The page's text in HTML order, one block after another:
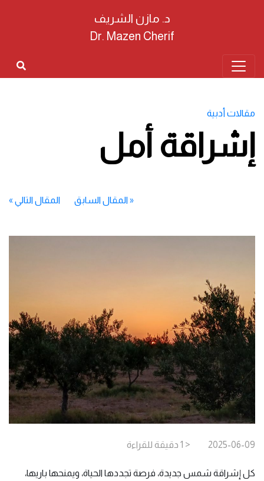
د. مازن الشريف
Dr. Mazen Cherif
مقالات أدبية
إشراقة أمل
«المقال السابق المقال التالي »
2025-06-09
< 1 دقيقة للقراءة
كل إشراقة شمس جديدة، فرصة تجددها الحياة، ويمنحها باريها،